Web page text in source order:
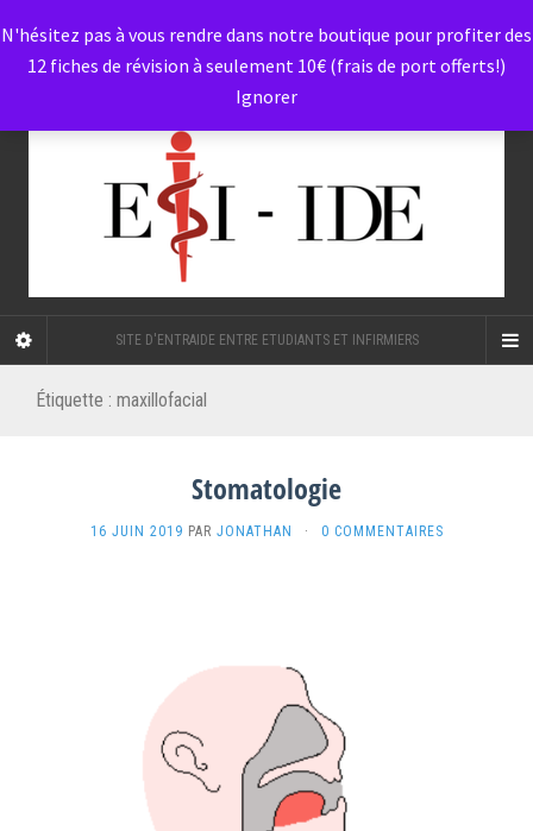
SITE D'ENTRAIDE ENTRE ETUDIANTS ET INFIRMIERS
Étiquette : maxillofacial
Stomatologie
16 JUIN 2019 PAR JONATHAN · 0 COMMENTAIRES
N'hésitez pas à vous rendre dans notre boutique pour profiter des
12 fiches de révision à seulement 10€ (frais de port offerts!)
Ignorer